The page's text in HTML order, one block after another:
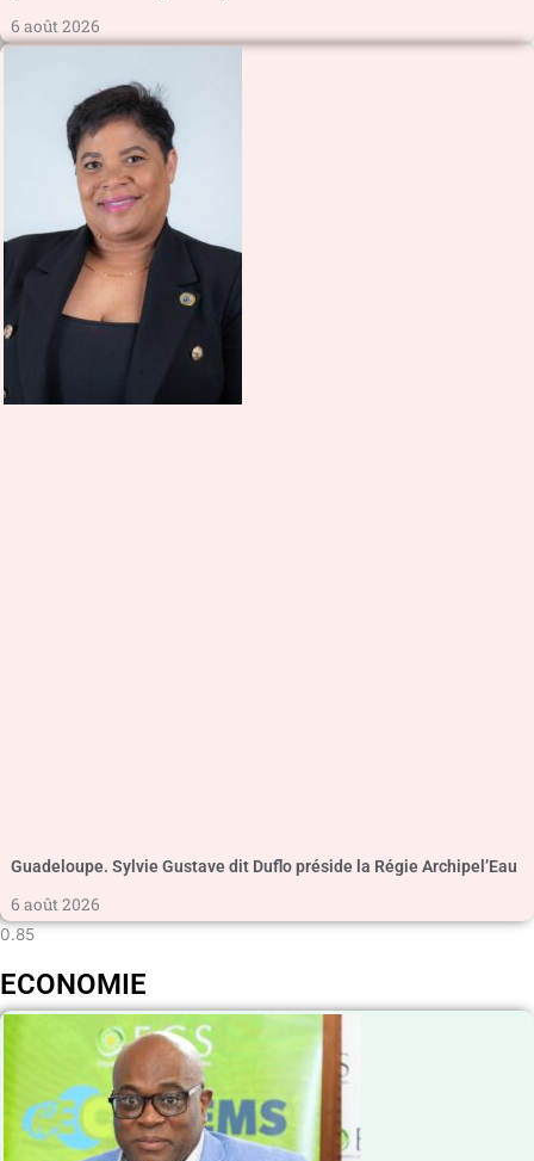
6 août 2026
Guadeloupe. Sylvie Gustave dit Duflo préside la Régie Archipel’Eau
6 août 2026
ECONOMIE